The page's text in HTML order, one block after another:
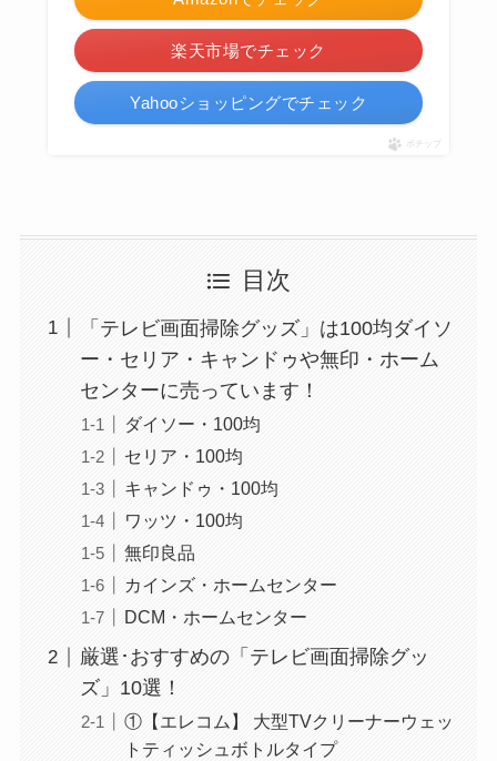
楽天市場でチェック
Yahooショッピングでチェック
ポチップ
目次
「テレビ画面掃除グッズ」は100均ダイソ
ー・セリア・キャンドゥや無印・ホーム
センターに売っています！
ダイソー・100均
セリア・100均
キャンドゥ・100均
ワッツ・100均
無印良品
カインズ・ホームセンター
DCM・ホームセンター
厳選･おすすめの「テレビ画面掃除グッ
ズ」10選！
①【エレコム】 大型TVクリーナーウェッ
トティッシュボトルタイプ